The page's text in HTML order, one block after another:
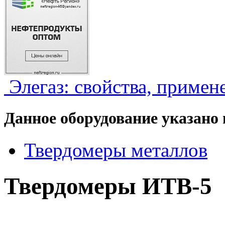
Элегаз: свойства,
Данное оборудование
Твердомеры металлов
Твердомеры ИТВ-5